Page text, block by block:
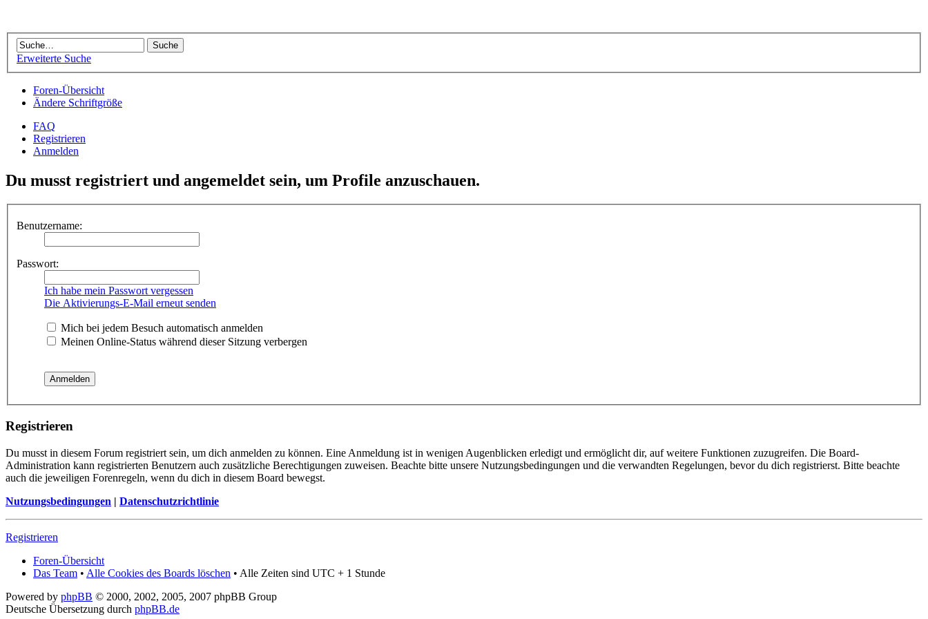
Erweiterte Suche
Foren-Übersicht
Ändere Schriftgröße
FAQ
Registrieren
Anmelden
Du musst registriert und angemeldet sein, um Profile anzuschauen.
Benutzername:
Passwort:
Ich habe mein Passwort vergessen
Die Aktivierungs-E-Mail erneut senden
Mich bei jedem Besuch automatisch anmelden
Meinen Online-Status während dieser Sitzung verbergen
Registrieren
Du musst in diesem Forum registriert sein, um dich anmelden zu können. Eine Anmeldung ist in wenigen Augenblicken erledigt und ermöglicht dir, auf weitere Funktionen zuzugreifen. Die Board-
Administration kann registrierten Benutzern auch zusätzliche Berechtigungen zuweisen. Beachte bitte unsere Nutzungsbedingungen und die verwandten Regelungen, bevor du dich registrierst. Bitte beachte
auch die jeweiligen Forenregeln, wenn du dich in diesem Board bewegst.
Nutzungsbedingungen | Datenschutzrichtlinie
Registrieren
Foren-Übersicht
Das Team • Alle Cookies des Boards löschen • Alle Zeiten sind UTC + 1 Stunde
Powered by phpBB © 2000, 2002, 2005, 2007 phpBB Group
Deutsche Übersetzung durch phpBB.de